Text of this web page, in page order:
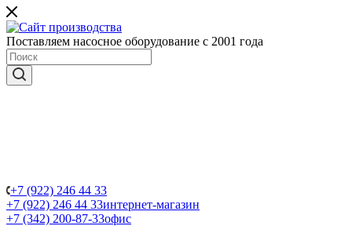
Поставляем насосное оборудование с 2001 года
+7 (922) 246 44 33
+7 (922) 246 44 33интернет-магазин
+7 (342) 200-87-33офис